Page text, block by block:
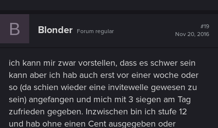
B Blonder Forum regular
#19
Nov 20, 2016
ich kann mir zwar vorstellen, dass es schwer sein
kann aber ich hab auch erst vor einer woche oder
so (da schien wieder eine invitewelle gewesen zu
sein) angefangen und mich mit 3 siegen am Tag
zufrieden gegeben. Inzwischen bin ich stufe 12
und hab ohne einen Cent ausgegeben oder